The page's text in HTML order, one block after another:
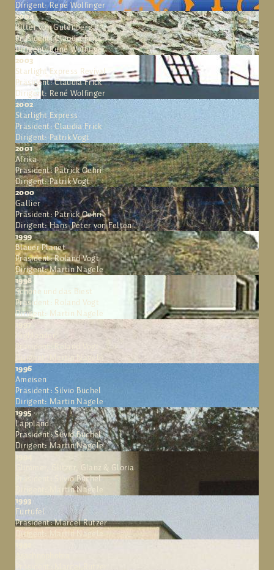
Dirigent: René Wolfinger
2004
Ritter von Gutenberg
Präsident: Claudia Frick
Dirigent: René Wolfinger
2003
Starlight Express Revival
Präsident: Claudia Frick
Dirigent: René Wolfinger
2002
Starlight Express
Präsident: Claudia Frick
Dirigent: Patrik Vogt
2001
Afrika
Präsident: Patrick Oehri
Dirigent: Patrik Vogt
2000
Gallier
Präsident: Patrick Oehri
Dirigent: Hans-Peter von Felten
1999
Blauer Planet
Präsident: Roland Vogt
Dirigent: Martin Nägele
1998
Schöne und das Biest
Präsident: Roland Vogt
Dirigent: Martin Nägele
1997
Highlander
Präsident: Roland Vogt
Dirigent: Martin Nägele
1996
Ameisen
Präsident: Silvio Büchel
Dirigent: Martin Nägele
1995
Lappland
Präsident: Silvio Büchel
Dirigent: Martin Nägele
Glimmer, Glitzer, Glanz & Gloria
Präsident: Silvio Büchel
Dirigent: Martin Nägele
1993
Fürtüfel
Präsident: Marcel Rutzer
Dirigent: Martin Nägele